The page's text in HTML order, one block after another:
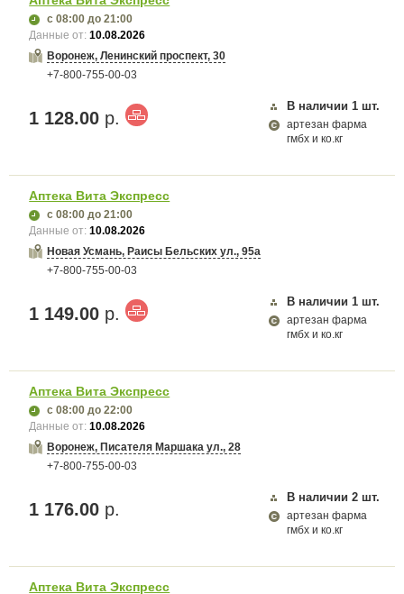
с 08:00 до 21:00
Данные от:10.08.2026
Воронеж, Ленинский проспект, 30
+7-800-755-00-03
1 128.00 р.
В наличии 1 шт.
артезан фарма
гмбх и ко.кг
Аптека Вита Экспресс
с 08:00 до 21:00
Данные от:10.08.2026
Новая Усмань, Раисы Бельских ул., 95а
+7-800-755-00-03
1 149.00 р.
В наличии 1 шт.
артезан фарма
гмбх и ко.кг
Аптека Вита Экспресс
с 08:00 до 22:00
Данные от:10.08.2026
Воронеж, Писателя Маршака ул., 28
+7-800-755-00-03
1 176.00 р.
В наличии 2 шт.
артезан фарма
гмбх и ко.кг
Аптека Вита Экспресс